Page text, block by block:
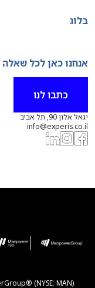
בלוג
אנחנו כאן לכל שאלה
כתבו לנו
יגאל אלון 90, תל אביב
info@experis.co.il